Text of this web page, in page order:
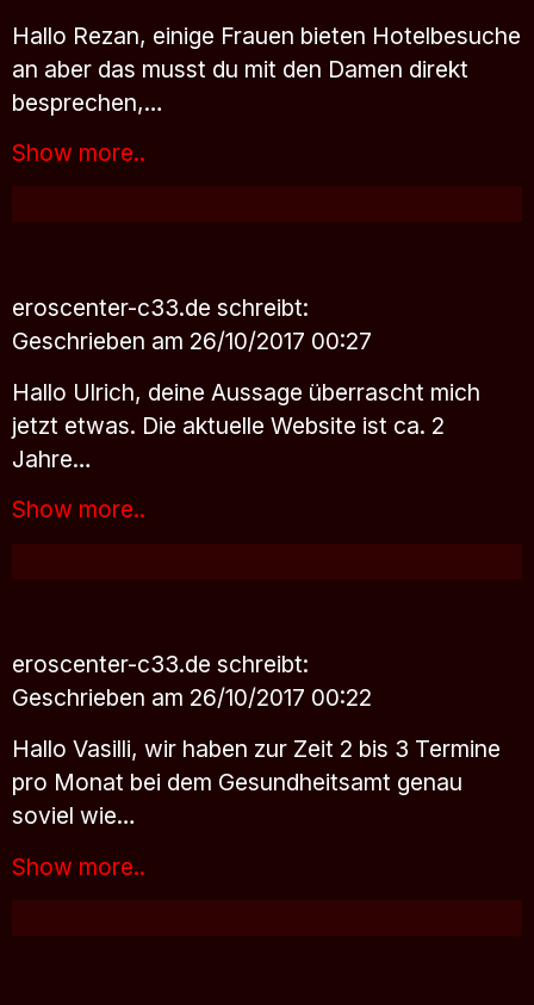
Hallo Rezan, einige Frauen bieten Hotelbesuche
an aber das musst du mit den Damen direkt
besprechen,…
Show more..
eroscenter-c33.de schreibt:
Geschrieben am 26/10/2017 00:27
Hallo Ulrich, deine Aussage überrascht mich
jetzt etwas. Die aktuelle Website ist ca. 2
Jahre…
Show more..
eroscenter-c33.de schreibt:
Geschrieben am 26/10/2017 00:22
Hallo Vasilli, wir haben zur Zeit 2 bis 3 Termine
pro Monat bei dem Gesundheitsamt genau
soviel wie…
Show more..